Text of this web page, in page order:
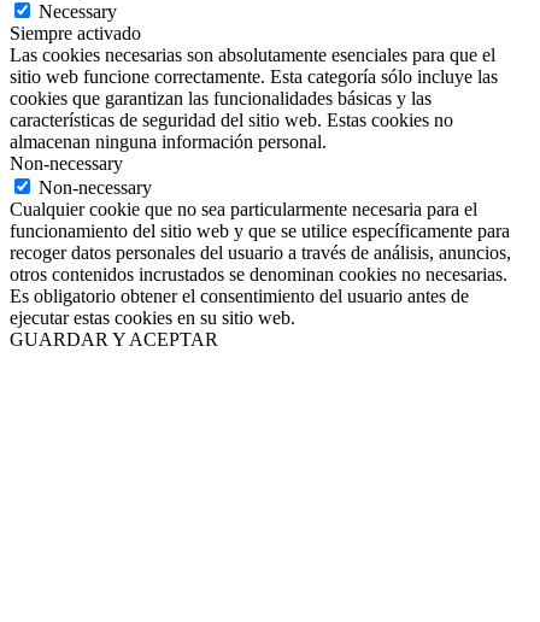
Necessary
Siempre activado
Las cookies necesarias son absolutamente esenciales para que el
sitio web funcione correctamente. Esta categoría sólo incluye las
cookies que garantizan las funcionalidades básicas y las
características de seguridad del sitio web. Estas cookies no
almacenan ninguna información personal.
Non-necessary
Non-necessary
Cualquier cookie que no sea particularmente necesaria para el
funcionamiento del sitio web y que se utilice específicamente para
recoger datos personales del usuario a través de análisis, anuncios,
otros contenidos incrustados se denominan cookies no necesarias.
Es obligatorio obtener el consentimiento del usuario antes de
ejecutar estas cookies en su sitio web.
GUARDAR Y ACEPTAR